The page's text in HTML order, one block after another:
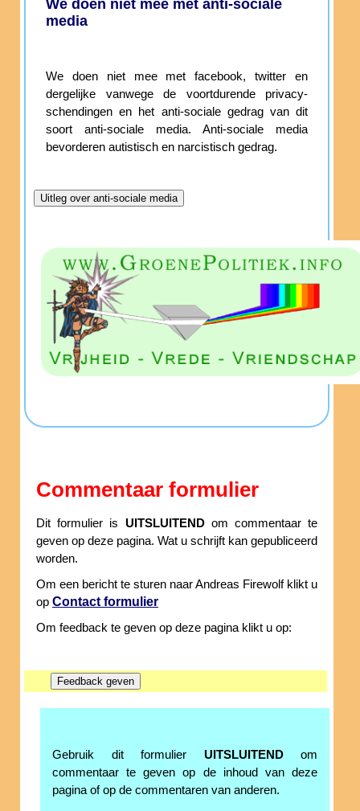
We doen niet mee met anti-sociale
media
We doen niet mee met facebook, twitter en
dergelijke vanwege de voortdurende privacy-
schendingen en het anti-sociale gedrag van dit
soort anti-sociale media. Anti-sociale media
bevorderen autistisch en narcistisch gedrag.
Commentaar formulier
Dit formulier is UITSLUITENDom commentaar te
geven op deze pagina. Wat u schrijft kan gepubliceerd
worden.
Om een bericht te sturen naar Andreas Firewolf klikt u
op Contact formulier
Om feedback te geven op deze pagina klikt u op:
Gebruik dit formulier UITSLUITENDom
commentaar te geven op de inhoud van deze
pagina of op de commentaren van anderen.